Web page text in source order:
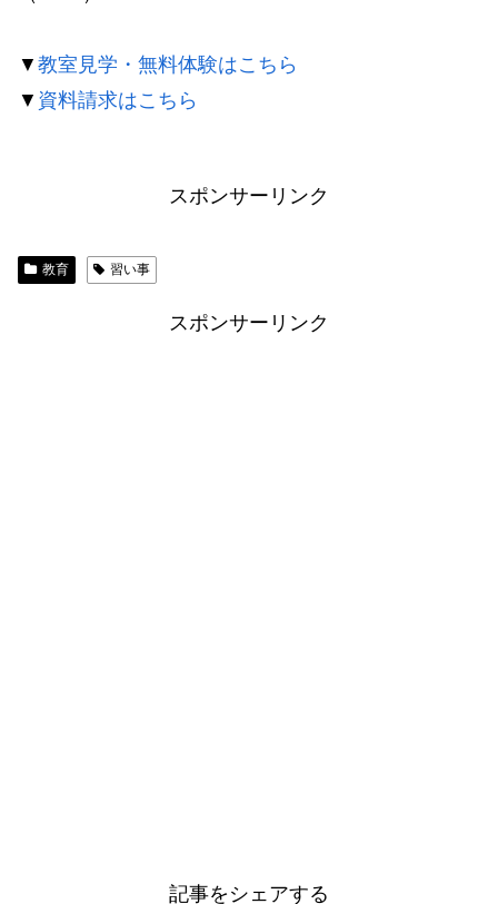
▼ 教室見学・無料体験はこちら
▼ 資料請求はこちら
スポンサーリンク
教育 習い事
スポンサーリンク
記事をシェアする